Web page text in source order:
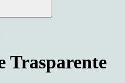
Trasparente